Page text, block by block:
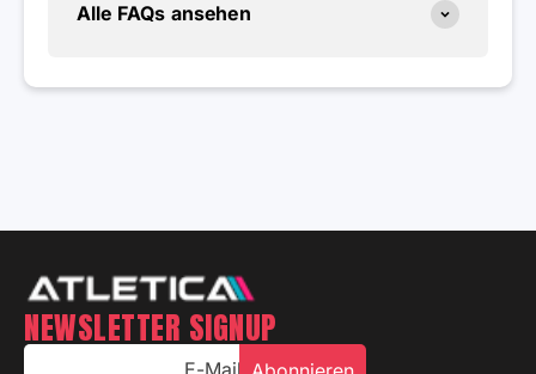
Alle FAQs ansehen
NEWSLETTER SIGNUP